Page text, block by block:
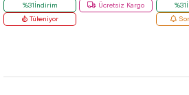
%31İndirim
Ücretsiz Kargo
Tükeniyor